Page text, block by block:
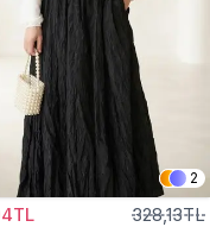
2
328,13TL